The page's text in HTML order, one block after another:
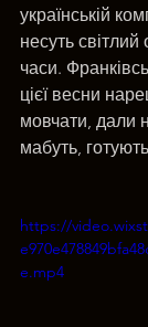
українській
несуть
часи.
цієї весни
мовчати, дали
мабуть,
https://
e.mp4